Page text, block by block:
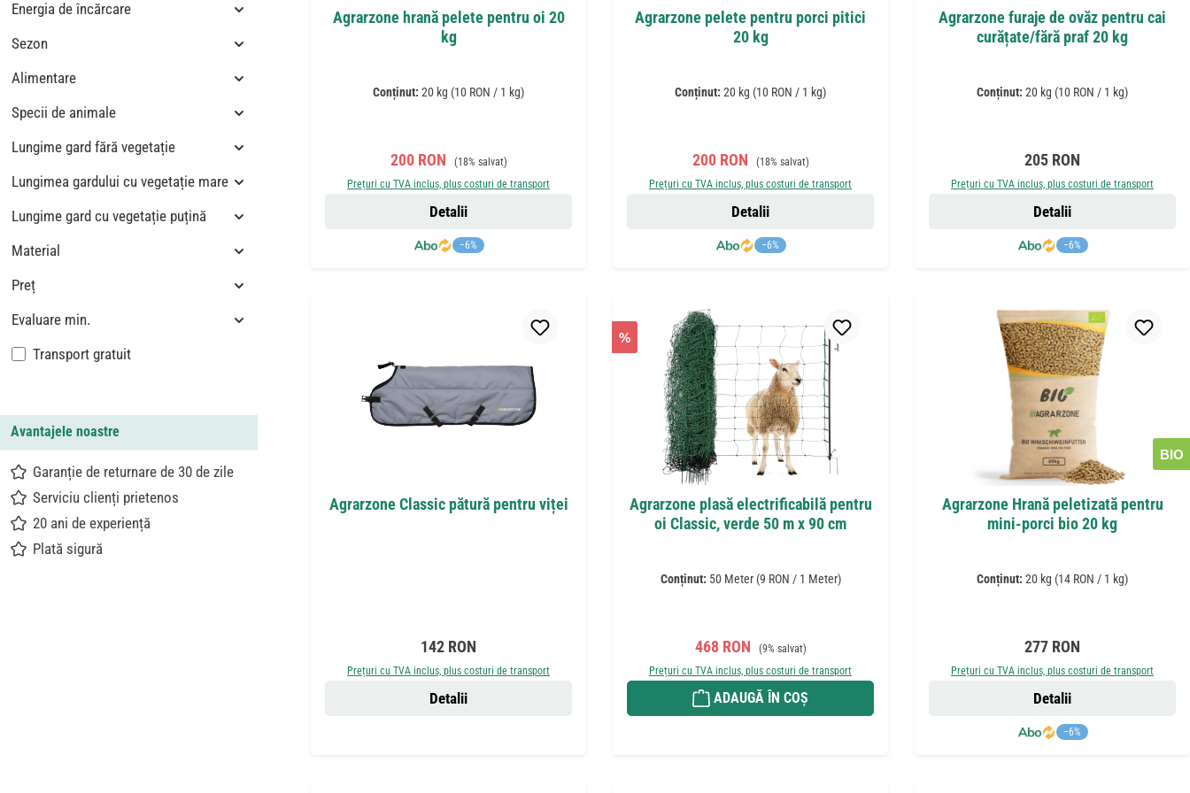
Energia de încărcare
Sezon
Alimentare
Specii de animale
Lungime gard fără vegetație
Lungimea gardului cu vegetație mare
Lungime gard cu vegetație puțină
Material
Preț
Evaluare min.
Adaugă filtru: Livrare gratuită
Transport gratuit
Avantajele noastre
Garanție de returnare de 30 de zile
Serviciu clienți prietenos
20 ani de experiență
Plată sigură
Agrarzone hrană pelete pentru oi 20
kg
Conținut: 20 kg (10 RON / 1 kg)
Preț de vânzare:
200 RON Preț obișnuit:
(18% salvat)
Prețuri cu TVA inclus, plus costuri de transport
−6%
Detalii
Agrarzone pelete pentru porci pitici
20 kg
Conținut: 20 kg (10 RON / 1 kg)
Preț de vânzare:
200 RON Preț obișnuit:
(18% salvat)
Prețuri cu TVA inclus, plus costuri de transport
−6%
Detalii
Agrarzone furaje de ovăz pentru cai
curățate/fără praf 20 kg
Conținut: 20 kg (10 RON / 1 kg)
Preț obișnuit:
205 RON
Prețuri cu TVA inclus, plus costuri de transport
−6%
Detalii
Agrarzone Classic pătură pentru viței
Preț obișnuit:
142 RON
Prețuri cu TVA inclus, plus costuri de transport
Detalii
%
Agrarzone plasă electrificabilă pentru
oi Classic, verde 50 m x 90 cm
Conținut: 50 Meter (9 RON / 1 Meter)
Preț de vânzare:
468 RON Preț obișnuit:
(9% salvat)
Prețuri cu TVA inclus, plus costuri de transport
ADAUGĂ ÎN COȘ
BIO
Agrarzone Hrană peletizată pentru
mini-porci bio 20 kg
Conținut: 20 kg (14 RON / 1 kg)
Preț obișnuit:
277 RON
Prețuri cu TVA inclus, plus costuri de transport
−6%
Detalii